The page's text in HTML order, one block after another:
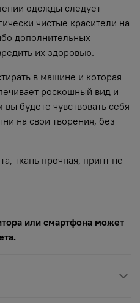
одежды следует
чистые красители на
дополнительных
их здоровью.
в машине и которая
роскошный вид и
будете чувствовать себя
на свои творения, без
ткань прочная, принт не
или смартфона может